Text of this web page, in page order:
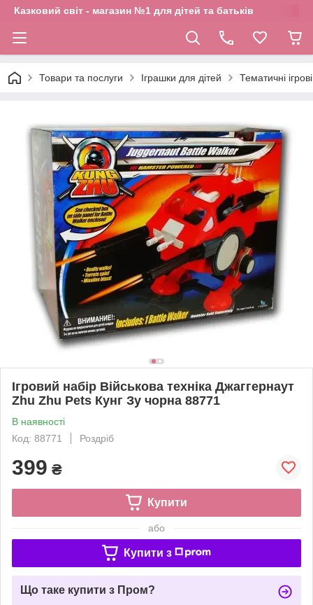
Казковий світ - магазин №1 для дітей та батьків
Товари та послуги Іграшки для дітей Тематичні
Ігровий набір Військова техніка Джаггернаут
Zhu Zhu Pets Кунг Зу чорна 88771
В наявності
Код: 88771
Роздріб
399 ₴
Купити
або
Купити з
Що таке купити з Пром?